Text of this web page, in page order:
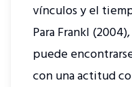
vínculos y el
Para Frankl
puede
con una actitud